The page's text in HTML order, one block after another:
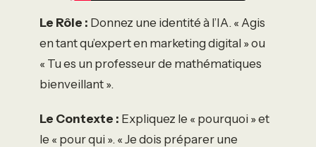
Le Rôle : Donnez une identité à l’IA. « Agis
en tant qu’expert en marketing digital » ou
« Tu es un professeur de mathématiques
bienveillant ».
Le Contexte : Expliquez le « pourquoi » et
le « pour qui ». « Je dois préparer une